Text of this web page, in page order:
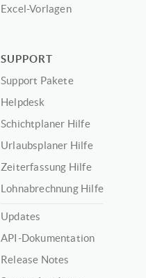
Excel-Vorlagen
SUPPORT
Support Pakete
Helpdesk
Schichtplaner Hilfe
Urlaubsplaner Hilfe
Zeiterfassung Hilfe
Lohnabrechnung Hilfe
Updates
API-Dokumentation
Release Notes